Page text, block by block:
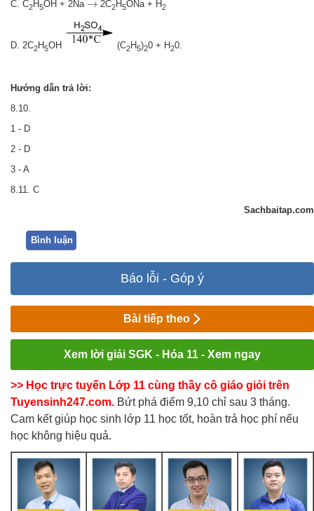
C. C2H5OH + 2Na → 2C2H5ONa + H2
D. 2C2H5OH (C2H5)20 + H20.
Hướng dẫn trả lời:
8.10.
1 - D
2 - D
3 - A
8.11. C
Sachbaitap.com
Bình luận
Báo lỗi - Góp ý
Bài tiếp theo
Xem lời giải SGK - Hóa 11 - Xem ngay
>> Học trực tuyến Lớp 11 cùng thầy cô giáo giỏi trên
Tuyensinh247.com. Bứt phá điểm 9,10 chỉ sau 3 tháng.
Cam kết giúp học sinh lớp 11 học tốt, hoàn trả học phí nếu
học không hiệu quả.